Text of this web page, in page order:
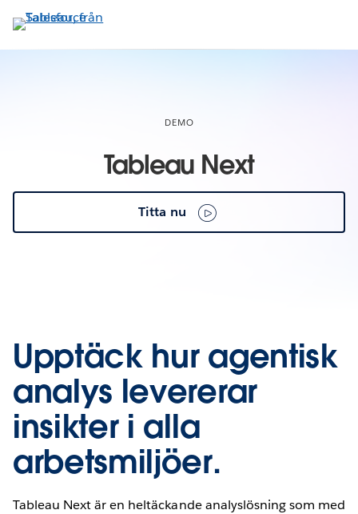
vidare
till
DEMO
Tableau Next
Titta nu
Upptäck hur agentisk
analys levererar
insikter i alla
arbetsmiljöer.
Tableau Next är en heltäckande analyslösning som med